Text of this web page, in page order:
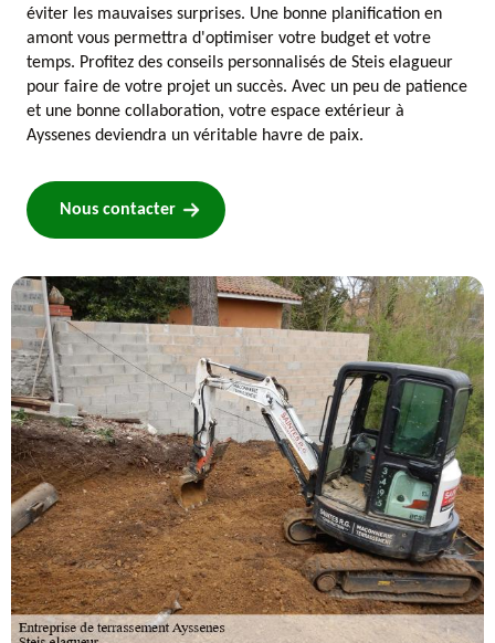
éviter les mauvaises surprises. Une bonne planification en
amont vous permettra d'optimiser votre budget et votre
temps. Profitez des conseils personnalisés de Steis elagueur
pour faire de votre projet un succès. Avec un peu de patience
et une bonne collaboration, votre espace extérieur à
Ayssenes deviendra un véritable havre de paix.
Nous contacter